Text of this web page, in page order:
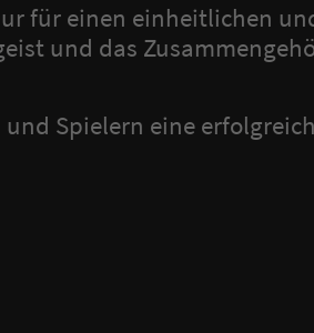
für einen einheitlichen
und das
Spielern eine